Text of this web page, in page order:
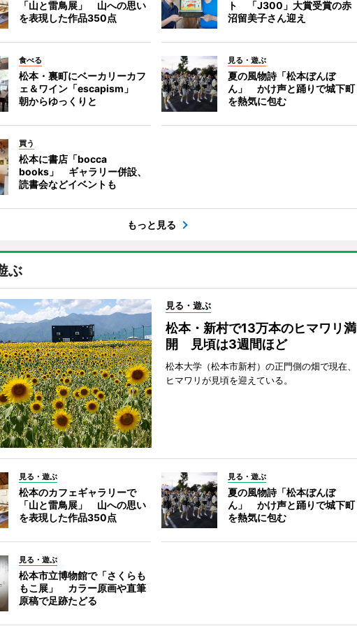
「山と雷鳥展」 山への思い
を表現した作品350点
ト 「J300」大賞受賞の赤
沼留美子さん迎え
食べる
松本・裏町にベーカリーカフ
ェ＆ワイン「escapism」
朝からゆっくりと
見る・遊ぶ
夏の風物詩「松本ぼんぼ
ん」 かけ声と踊りで城下町
を熱気に包む
買う
松本に書店「bocca
books」 ギャラリー併設、
読書会などイベントも
もっと見る
ぶ
見る・遊ぶ
松本・新村で13万本のヒマワリ満
開 見頃は3週間ほど
松本大学（松本市新村）の正門側の畑で現在、
ヒマワリが見頃を迎えている。
見る・遊ぶ
松本のカフェギャラリーで
「山と雷鳥展」 山への思い
を表現した作品350点
見る・遊ぶ
夏の風物詩「松本ぼんぼ
ん」 かけ声と踊りで城下町
を熱気に包む
見る・遊ぶ
松本市立博物館で「さくらも
もこ展」 カラー原画や直筆
原稿で足跡たどる